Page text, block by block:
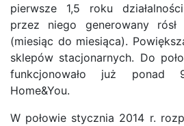
pierwsze 1,5 roku
przez niego generowany
(miesiąc do miesiąca).
sklepów stacjonarnych. Do
funkcjonowało już ponad
Home&You.
W połowie stycznia 2014 r.